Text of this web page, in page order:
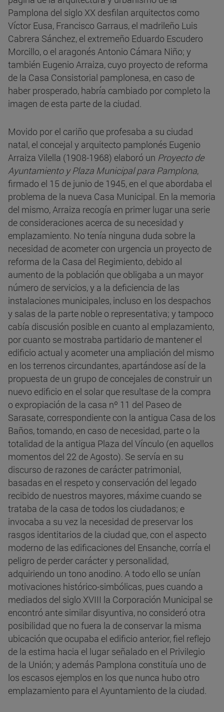
Pamplona del siglo XX desfilan arquitectos como
Víctor Eusa, Francisco Garraus, el madrileño Luis
Cabrera Sánchez, el extremeño Eduardo Escudero
Morcillo, o el aragonés Antonio Cámara Niño; y
también Eugenio Arraiza, cuyo proyecto de reforma
de la Casa Consistorial pamplonesa, en caso de
haber prosperado, habría cambiado por completo la
imagen de esta parte de la ciudad.
Movido por el cariño que profesaba a su ciudad
natal, el concejal y arquitecto pamplonés Eugenio
Arraiza Vilella (1908-1968) elaboró un Proyecto de
Ayuntamiento y Plaza Municipal para Pamplona,
firmado el 15 de junio de 1945, en el que abordaba el
problema de la nueva Casa Municipal. En la memoria
del mismo, Arraiza recogía en primer lugar una serie
de consideraciones acerca de su necesidad y
emplazamiento. No tenía ninguna duda sobre la
necesidad de acometer con urgencia un proyecto de
reforma de la Casa del Regimiento, debido al
aumento de la población que obligaba a un mayor
número de servicios, y a la deficiencia de las
instalaciones municipales, incluso en los despachos
y salas de la parte noble o representativa; y tampoco
cabía discusión posible en cuanto al emplazamiento,
por cuanto se mostraba partidario de mantener el
edificio actual y acometer una ampliación del mismo
en los terrenos circundantes, apartándose así de la
propuesta de un grupo de concejales de construir un
nuevo edificio en el solar que resultase de la compra
o expropiación de la casa nº 11 del Paseo de
Sarasate, correspondiente con la antigua Casa de los
Baños, tomando, en caso de necesidad, parte o la
totalidad de la antigua Plaza del Vínculo (en aquellos
momentos del 22 de Agosto). Se servía en su
discurso de razones de carácter patrimonial,
basadas en el respeto y conservación del legado
recibido de nuestros mayores, máxime cuando se
trataba de la casa de todos los ciudadanos; e
invocaba a su vez la necesidad de preservar los
rasgos identitarios de la ciudad que, con el aspecto
moderno de las edificaciones del Ensanche, corría el
peligro de perder carácter y personalidad,
adquiriendo un tono anodino. A todo ello se unían
motivaciones histórico-simbólicas, pues cuando a
mediados del siglo XVIII la Corporación Municipal se
encontró ante similar disyuntiva, no consideró otra
posibilidad que no fuera la de conservar la misma
ubicación que ocupaba el edificio anterior, fiel reflejo
de la estima hacia el lugar señalado en el Privilegio
de la Unión; y además Pamplona constituía uno de
los escasos ejemplos en los que nunca hubo otro
emplazamiento para el Ayuntamiento de la ciudad.